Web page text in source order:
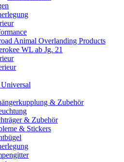
Animal Overlanding Products
WL ab Jg. 21
& Zubehör
& Zubehör
& Stickers